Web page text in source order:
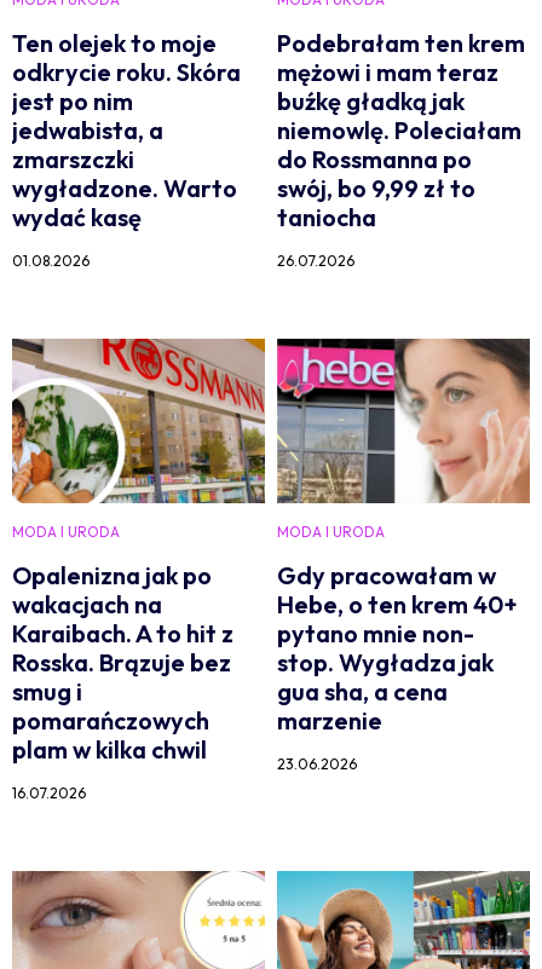
Ten olejek to moje
odkrycie roku. Skóra
jest po nim
jedwabista, a
zmarszczki
wygładzone. Warto
wydać kasę
01.08.2026
Podebrałam ten krem
mężowi i mam teraz
buźkę gładką jak
niemowlę. Poleciałam
do Rossmanna po
swój, bo 9,99 zł to
taniocha
26.07.2026
MODA I URODA
Opalenizna jak po
wakacjach na
Karaibach. A to hit z
Rosska. Brązuje bez
smug i
pomarańczowych
plam w kilka chwil
16.07.2026
MODA I URODA
Gdy pracowałam w
Hebe, o ten krem 40+
pytano mnie non-
stop. Wygładza jak
gua sha, a cena
marzenie
23.06.2026